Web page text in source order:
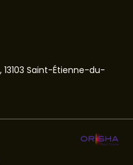
Saint-Étienne-du-